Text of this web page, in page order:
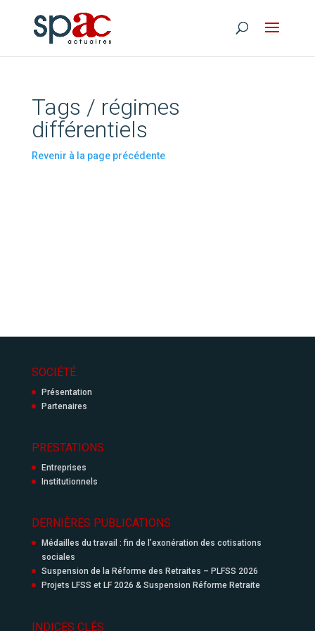
Tags / régimes
différentiels
Revenir à la page précédente
SOCIÉTÉ
Présentation
Partenaires
PRESTATIONS
Entreprises
Institutionnels
DERNIÈRES PUBLICATIONS
Médailles du travail : fin de l’exonération des cotisations
sociales
Suspension de la Réforme des Retraites – PLFSS 2026
Projets LFSS et LF 2026 & Suspension Réforme Retraite
INDICES CLÉS